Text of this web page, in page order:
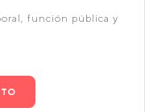
función pública y